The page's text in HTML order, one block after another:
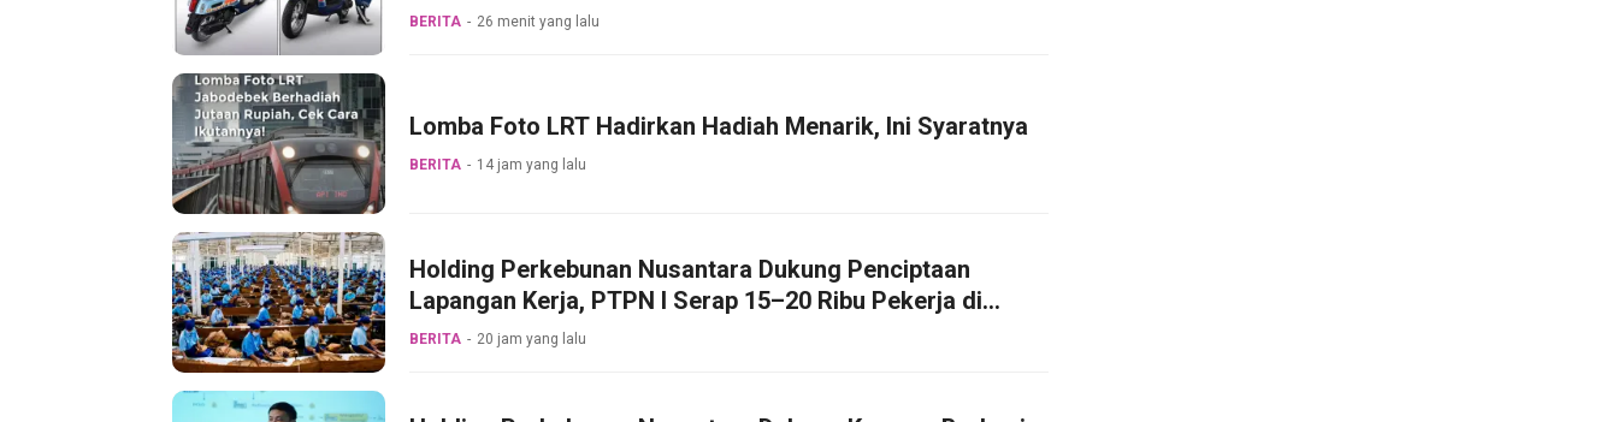
BERITA 26 menit yang lalu
Lomba Foto LRT Hadirkan Hadiah Menarik, Ini Syaratnya
BERITA 14 jam yang lalu
Holding Perkebunan Nusantara Dukung Penciptaan
Lapangan Kerja, PTPN I Serap 15–20 Ribu Pekerja di
Pabrik Tembakau
BERITA 20 jam yang lalu